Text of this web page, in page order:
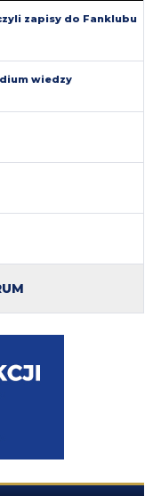
zapisy do Fanklubu
wiedzy